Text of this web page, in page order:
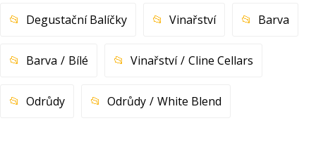
Degustační Balíčky Vinařství Barva
Barva Bílé Vinařství Cline Cellars
Odrůdy Odrůdy White Blend